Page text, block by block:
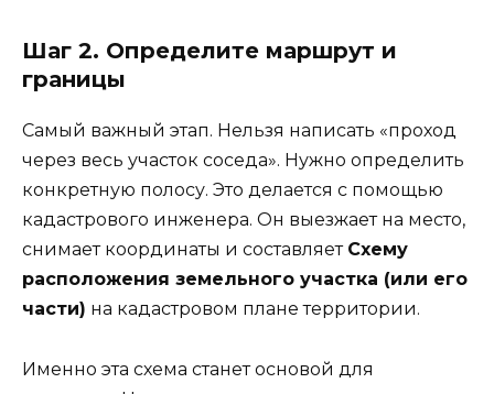
Шаг 2. Определите маршрут и
границы
Самый важный этап. Нельзя написать «проход
через весь участок соседа». Нужно определить
конкретную полосу. Это делается с помощью
кадастрового инженера. Он выезжает на место,
снимает координаты и составляет Схему
расположения земельного участка (или его
части) на кадастровом плане территории.
Именно эта схема станет основой для